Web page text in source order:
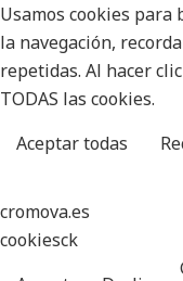
Usamos cookies
la navegación,
repetidas. Al hacer
TODAS las cookies.
Aceptar todas
cromova.es
cookiesck